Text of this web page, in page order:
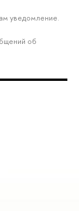
уведомление.
об